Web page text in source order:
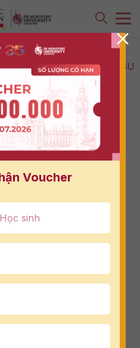
-Chương Trình Liên Kết
Góc Nhìn Từ DMU-HSU
Vương Quốc Anh
Từ DMU-HSU
11/06/2026
liên kết Vương quốc Anh
hòa giữa chất lượng đào tạo
năng duy trì kết nối với môi
Voucher